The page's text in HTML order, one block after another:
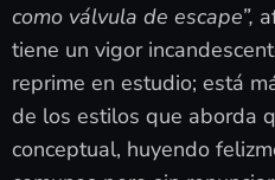
como válvula de escape”,
tiene un vigor
reprime en estudio; está
de los estilos que aborda
conceptual, huyendo